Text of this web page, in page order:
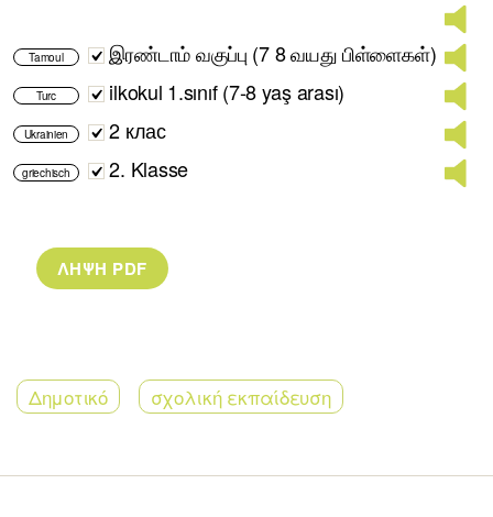
Tamoul இரண்டாம் வகுப்பு (7 8 வயது பிள்ளைகள்)
Turc ilkokul 1.sınıf (7-8 yaş arası)
Ukrainien 2 клас
griechisch 2. Klasse
Δημοτικό σχολική εκπαίδευση